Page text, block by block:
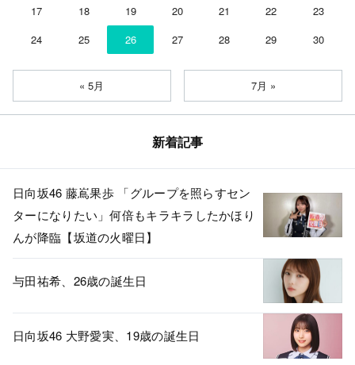
17
18 19 20 21 22
23
24
25 26 27 28 29 30
« 5月 7月 »
新着記事
日向坂46 藤嶌果歩 「グループを照らすセン
ターになりたい」何倍もキラキラしたかほり
んが降臨【坂道の火曜日】
与田祐希、26歳の誕生日
日向坂46 大野愛実、19歳の誕生日